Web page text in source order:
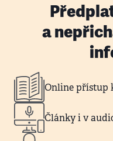
a
Online přístup
Články i v